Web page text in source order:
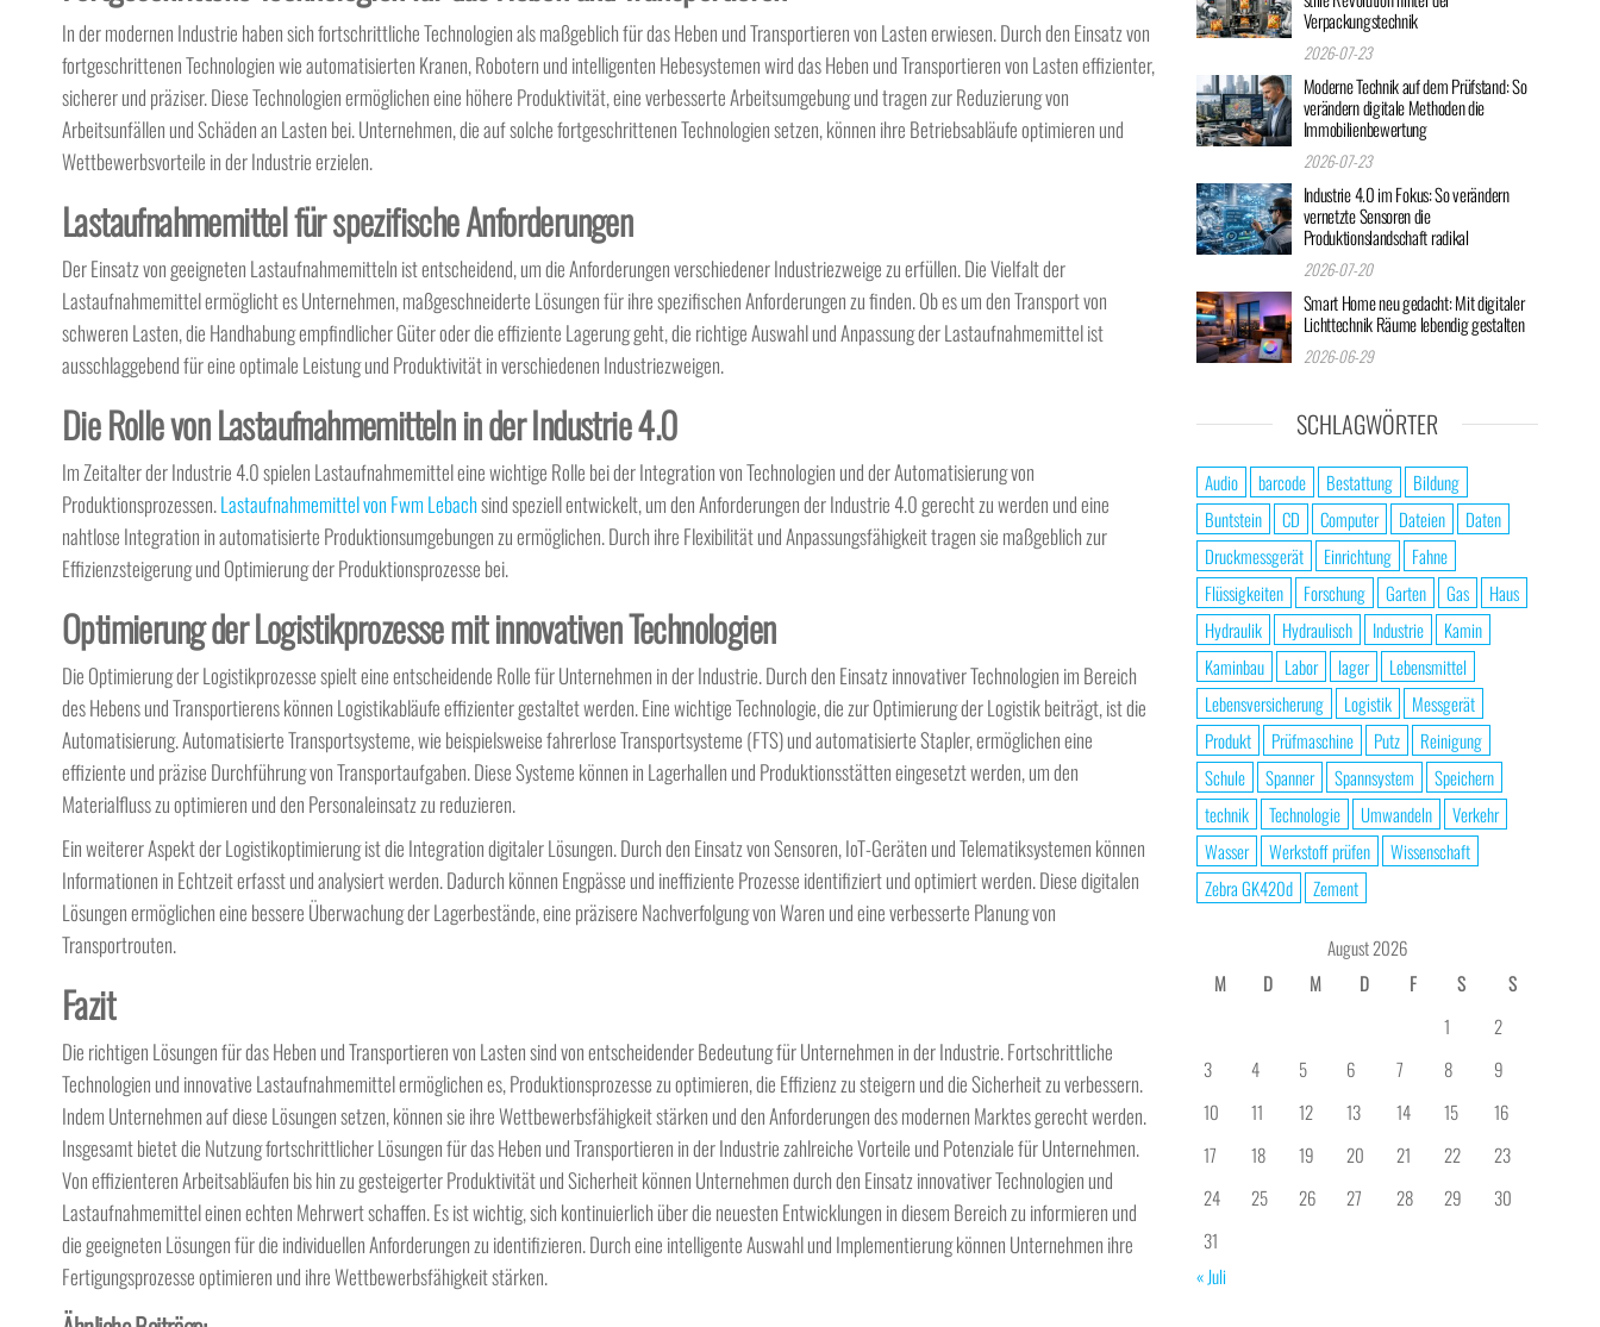
In der modernen Industrie haben sich fortschrittliche Technologien als maßgeblich für das Heben und Transportieren von Lasten erwiesen. Durch den Einsatz von
fortgeschrittenen Technologien wie automatisierten Kranen, Robotern und intelligenten Hebesystemen wird das Heben und Transportieren von Lasten effizienter,
sicherer und präziser. Diese Technologien ermöglichen eine höhere Produktivität, eine verbesserte Arbeitsumgebung und tragen zur Reduzierung von
Arbeitsunfällen und Schäden an Lasten bei. Unternehmen, die auf solche fortgeschrittenen Technologien setzen, können ihre Betriebsabläufe optimieren und
Wettbewerbsvorteile in der Industrie erzielen.
Lastaufnahmemittel für spezifische Anforderungen
Der Einsatz von geeigneten Lastaufnahmemitteln ist entscheidend, um die Anforderungen verschiedener Industriezweige zu erfüllen. Die Vielfalt der
Lastaufnahmemittel ermöglicht es Unternehmen, maßgeschneiderte Lösungen für ihre spezifischen Anforderungen zu finden. Ob es um den Transport von
schweren Lasten, die Handhabung empfindlicher Güter oder die effiziente Lagerung geht, die richtige Auswahl und Anpassung der Lastaufnahmemittel ist
ausschlaggebend für eine optimale Leistung und Produktivität in verschiedenen Industriezweigen.
Die Rolle von Lastaufnahmemitteln in der Industrie 4.0
Im Zeitalter der Industrie 4.0 spielen Lastaufnahmemittel eine wichtige Rolle bei der Integration von Technologien und der Automatisierung von
Produktionsprozessen.Lastaufnahmemittel von Fwm Lebachsind speziell entwickelt, um den Anforderungen der Industrie 4.0 gerecht zu werden und eine
nahtlose Integration in automatisierte Produktionsumgebungen zu ermöglichen. Durch ihre Flexibilität und Anpassungsfähigkeit tragen sie maßgeblich zur
Effizienzsteigerung und Optimierung der Produktionsprozesse bei.
Optimierung der Logistikprozesse mit innovativen Technologien
Die Optimierung der Logistikprozesse spielt eine entscheidende Rolle für Unternehmen in der Industrie. Durch den Einsatz innovativer Technologien im Bereich
des Hebens und Transportierens können Logistikabläufe effizienter gestaltet werden. Eine wichtige Technologie, die zur Optimierung der Logistik beiträgt, ist die
Automatisierung. Automatisierte Transportsysteme, wie beispielsweise fahrerlose Transportsysteme (FTS) und automatisierte Stapler, ermöglichen eine
effiziente und präzise Durchführung von Transportaufgaben. Diese Systeme können in Lagerhallen und Produktionsstätten eingesetzt werden, um den
Materialfluss zu optimieren und den Personaleinsatz zu reduzieren.
Ein weiterer Aspekt der Logistikoptimierung ist die Integration digitaler Lösungen. Durch den Einsatz von Sensoren, IoT-Geräten und Telematiksystemen können
Informationen in Echtzeit erfasst und analysiert werden. Dadurch können Engpässe und ineffiziente Prozesse identifiziert und optimiert werden. Diese digitalen
Lösungen ermöglichen eine bessere Überwachung der Lagerbestände, eine präzisere Nachverfolgung von Waren und eine verbesserte Planung von
Transportrouten.
Fazit
Die richtigen Lösungen für das Heben und Transportieren von Lasten sind von entscheidender Bedeutung für Unternehmen in der Industrie. Fortschrittliche
Technologien und innovative Lastaufnahmemittel ermöglichen es, Produktionsprozesse zu optimieren, die Effizienz zu steigern und die Sicherheit zu verbessern.
Indem Unternehmen auf diese Lösungen setzen, können sie ihre Wettbewerbsfähigkeit stärken und den Anforderungen des modernen Marktes gerecht werden.
Insgesamt bietet die Nutzung fortschrittlicher Lösungen für das Heben und Transportieren in der Industrie zahlreiche Vorteile und Potenziale für Unternehmen.
Von effizienteren Arbeitsabläufen bis hin zu gesteigerter Produktivität und Sicherheit können Unternehmen durch den Einsatz innovativer Technologien und
Lastaufnahmemittel einen echten Mehrwert schaffen. Es ist wichtig, sich kontinuierlich über die neuesten Entwicklungen in diesem Bereich zu informieren und
die geeigneten Lösungen für die individuellen Anforderungen zu identifizieren. Durch eine intelligente Auswahl und Implementierung können Unternehmen ihre
Fertigungsprozesse optimieren und ihre Wettbewerbsfähigkeit stärken.
Verpackungstechnik
2026-07-23
Moderne Technik auf dem Prüfstand: So
verändern digitale Methoden die
Immobilienbewertung
2026-07-23
Industrie 4.0 im Fokus: So verändern
vernetzte Sensoren die
Produktionslandschaft radikal
2026-07-20
Smart Home neu gedacht: Mit digitaler
Lichttechnik Räume lebendig gestalten
2026-06-29
SCHLAGWÖRTER
Audio barcode Bestattung
Bildung
Buntstein
CD Computer Dateien
Daten
Druckmessgerät
Einrichtung
Fahne
Flüssigkeiten
Forschung Garten Gas
Haus
Hydraulik
Hydraulisch Industrie
Kamin
Kaminbau
Labor lager
Lebensmittel
Lebensversicherung
Logistik
Messgerät
Produkt
Prüfmaschine Putz
Reinigung
Schule
Spanner Spannsystem
Speichern
technik
Technologie Umwandeln
Verkehr
Wasser
Werkstoff prüfen
Wissenschaft
Zebra GK420d
Zement
August 2026
M
D M D F S
S
1
2
3
4 5 6 7 8
9
10
11 12 13 14 15
16
17
18 19 20 21 22
23
24
25 26 27 28 29
30
31
« Juli